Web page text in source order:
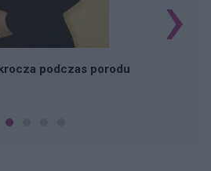
podczas porodu
›